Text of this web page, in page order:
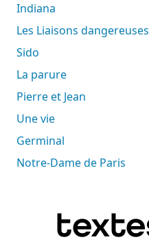
Indiana
Les Liaisons dangereuses
Sido
La parure
Pierre et Jean
Une vie
Germinal
Notre-Dame de Paris